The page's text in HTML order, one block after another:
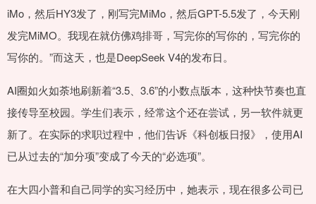
iMo，然后HY3发了，刚写完MiMo，然后GPT-5.5发了，今天刚
发完MiMO。我现在就仿佛鸡排哥，写完你的写你的，写完你的
写你的。”而这天，也是DeepSeek V4的发布日。
AI圈如火如荼地刷新着“3.5、3.6”的小数点版本，这种快节奏也直
接传导至校园。学生们表示，经常这个还在尝试，另一软件就更
新了。在实际的求职过程中，他们告诉《科创板日报》，使用AI
已从过去的“加分项”变成了今天的“必选项”。
在大四小普和自己同学的实习经历中，她表示，现在很多公司已